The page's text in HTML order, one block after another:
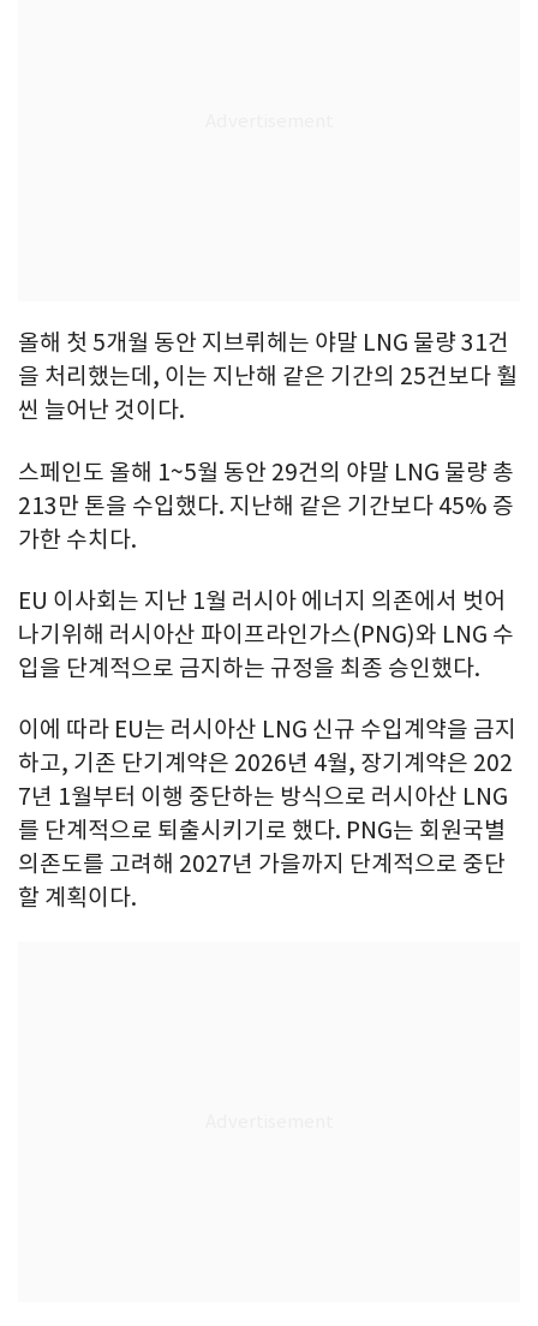
올해 첫 5개월 동안 지브뤼헤는 야말 LNG 물량 31건
을 처리했는데, 이는 지난해 같은 기간의 25건보다 훨
씬 늘어난 것이다.
스페인도 올해 1~5월 동안 29건의 야말 LNG 물량 총
213만 톤을 수입했다. 지난해 같은 기간보다 45% 증
가한 수치다.
EU 이사회는 지난 1월 러시아 에너지 의존에서 벗어
나기위해 러시아산 파이프라인가스(PNG)와 LNG 수
입을 단계적으로 금지하는 규정을 최종 승인했다.
이에 따라 EU는 러시아산 LNG 신규 수입계약을 금지
하고, 기존 단기계약은 2026년 4월, 장기계약은 202
7년 1월부터 이행 중단하는 방식으로 러시아산 LNG
를 단계적으로 퇴출시키기로 했다. PNG는 회원국별
의존도를 고려해 2027년 가을까지 단계적으로 중단
할 계획이다.